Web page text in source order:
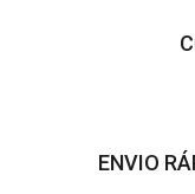
ENVIO